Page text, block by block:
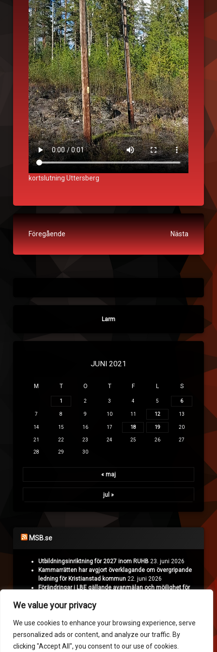
We value your privacy
We use cookies to enhance your browsing experience, serve
personalized ads or content, and analyze our traffic. By
clicking "Accept All", you consent to our use of cookies.
kortslutning Uttersberg
Fortsätt läsa
Föregående Nästa
Larm
JUNI 2021
M T O T F L S
1 2 3 4 5 6
7 8 9 10 11 12 13
14 15 16 17 18 19 20
21 22 23 24 25 26 27
28 29 30
« maj
jul »
MSB.se
Utbildningsinriktning för 2027 inom RUHB 23. juni 2026
Kammarrätten har avgjort överklagande om övergripande
ledning för Kristianstad kommun 22. juni 2026
Förändringar i LBE gällande avanmälan och möjlighet för
Projekt Nyman: Räddningstjänsten hämtar erfarenheter i
Krisinformation.se